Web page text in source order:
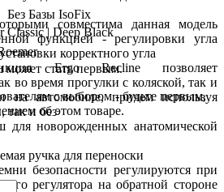
совместима данная модель
функцией - регулировки угла
корректного угла
Ergo Recline позволяет
во время прогулки с коляской, так и
на автомобиле, причем используя
так и без
для новорожденных анатомической
ручка для переноски
безопасности регулируются при
регулятора на обратной стороне
Без Базы IsoFix
Classic | Deep Black
стать первым.
с выбором - будьте первым,
об этом товаре.